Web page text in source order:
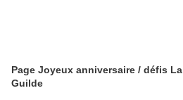
Page Joyeux anniversaire / défis La
Guilde